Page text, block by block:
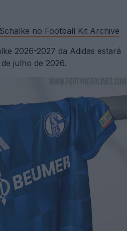
no Football Kit Archive
2026-2027 da Adidas estará
julho de 2026.